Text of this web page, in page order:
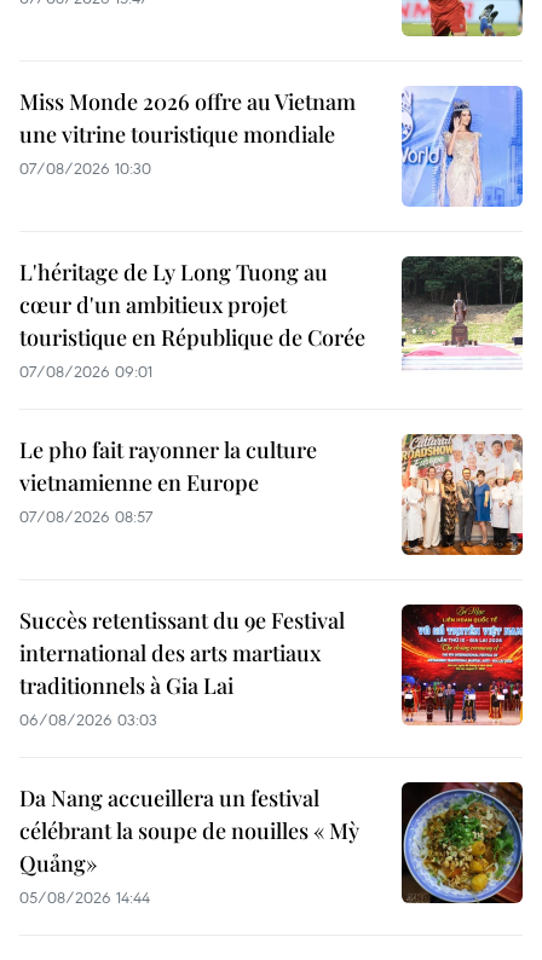
Miss Monde 2026 offre au Vietnam
une vitrine touristique mondiale
07/08/2026 10:30
L'héritage de Ly Long Tuong au
cœur d'un ambitieux projet
touristique en République de Corée
07/08/2026 09:01
Le pho fait rayonner la culture
vietnamienne en Europe
07/08/2026 08:57
Succès retentissant du 9e Festival
international des arts martiaux
traditionnels à Gia Lai
06/08/2026 03:03
Da Nang accueillera un festival
célébrant la soupe de nouilles « Mỳ
Quảng»
05/08/2026 14:44